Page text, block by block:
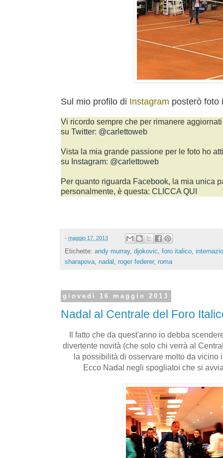
Sul mio profilo di Instagram posterò
Vi ricordo sempre che per rimanere
su Twitter: @carlettoweb
Vista la mia grande passione per le foto ho
su Instagram: @carlettoweb
Per quanto riguarda Facebook, la mia unica
personalmente, è questa: CLICCA QUI
- maggio 17, 2013
Etichette: andy murray, djokovic, foro italico,
sharapova, nadal , roger federer, roma
giovedì 16 maggio 2013
Nadal al Centrale del Foro
Il fatto che da quest'anno io debba
divertente novità (che solo chi verrà al
la possibilità di osservare molto da vicino
Ecco Nadal negli spogliatoi che si